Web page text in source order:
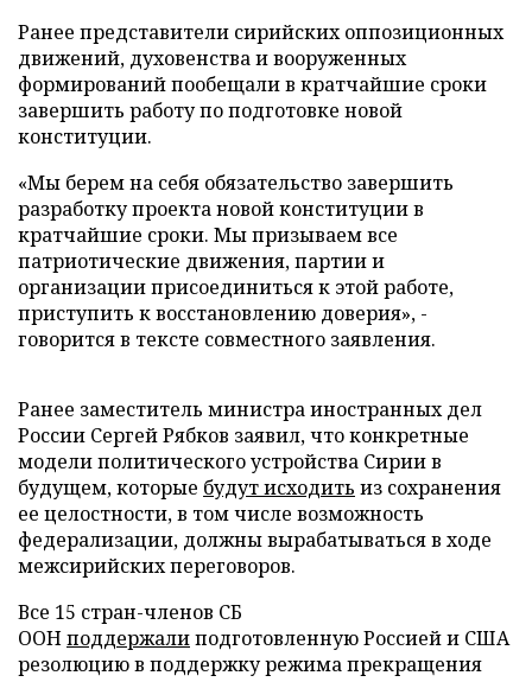
Ранее представители сирийских оппозиционных
движений, духовенства и вооруженных
формирований пообещали в кратчайшие сроки
завершить работу по подготовке новой
конституции.
«Мы берем на себя обязательство завершить
разработку проекта новой конституции в
кратчайшие сроки. Мы призываем все
патриотические движения, партии и
организации присоединиться к этой работе,
приступить к восстановлению доверия», -
говорится в тексте совместного заявления.
Ранее заместитель министра иностранных дел
России Сергей Рябков заявил, что конкретные
модели политического устройства Сирии в
будущем, которые будут исходить из сохранения
ее целостности, в том числе возможность
федерализации, должны вырабатываться в ходе
межсирийских переговоров.
Все 15 стран-членов СБ
ООНподдержалиподготовленную Россией и США
резолюцию в поддержку режима прекращения